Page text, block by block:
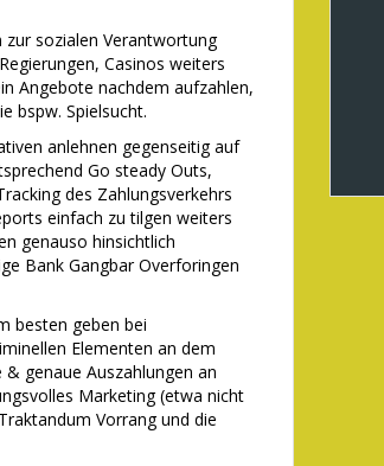
sozialen Verantwortung
Casinos weiters
Angebote nachdem aufzahlen,
bspw. Spielsucht.
anlehnen gegenseitig auf
Go steady Outs,
des Zahlungsverkehrs
einfach zu tilgen weiters
genauso hinsichtlich
Bank Gangbar Overforingen
besten geben bei
Elementen an dem
genaue Auszahlungen an
Marketing (etwa nicht
Vorrang und die